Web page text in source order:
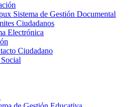
Sistema de Gestión Documental
Ciudadanos
Electrónica
Ciudadano